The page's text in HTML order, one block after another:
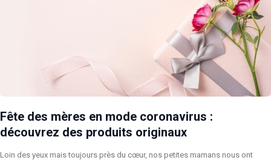
Fête des mères en mode coronavirus :
découvrez des produits originaux
Loin des yeux mais toujours près du cœur, nos petites mamans nous ont